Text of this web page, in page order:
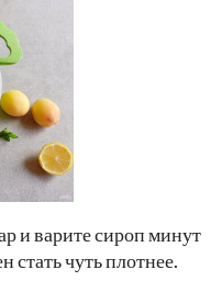
и варите сироп минут
стать чуть плотнее.